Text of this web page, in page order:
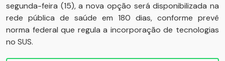
segunda-feira (15), a nova opção será disponibilizada na
rede pública de saúde em 180 dias, conforme prevê
norma federal que regula a incorporação de tecnologias
no SUS.